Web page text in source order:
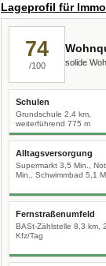
Lageprofil für
74
/100 solide
Schulen
Grundschule 2,4 km,
weiterführend 775 m
Alltagsversorgung
Supermarkt 3,5 Min.,
Min., Schwimmbad 5,1
Fernstraßenumfeld
BASt-Zählstelle 8,3 km,
Kfz/Tag